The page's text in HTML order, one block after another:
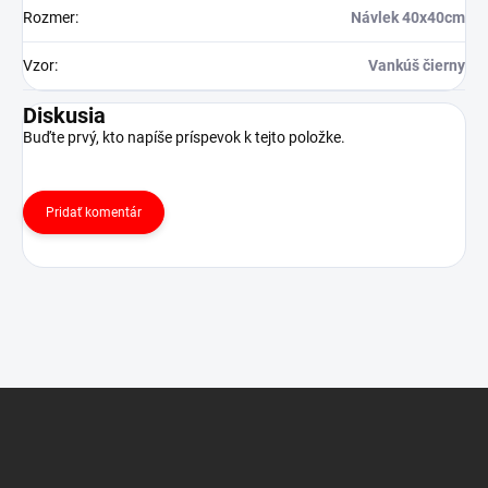
Rozmer: Návlek 40x40cm
Vzor: Vankúš čierny
Diskusia
Buďte prvý, kto napíše príspevok k tejto položke.
Pridať komentár